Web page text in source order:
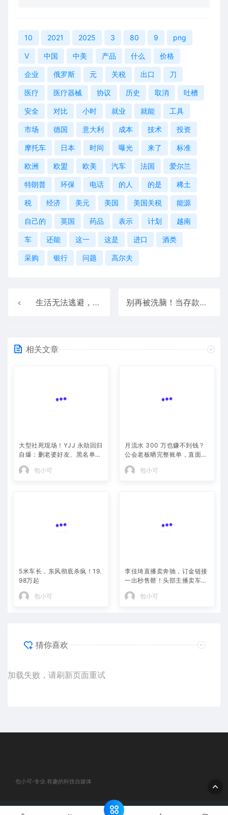
10 2021 2025 3 80 9 png
V 中国 中美 产品 什么 价格
企业 俄罗斯 元 关税 出口 刀
医疗 医疗器械 协议 历史 取消 吐槽
安全 对比 小时 就业 就能 工具
市场 德国 意大利 成本 技术 投资
摩托车 日本 时间 曝光 来了 标准
欧洲 欧盟 欧美 汽车 法国 爱尔兰
特朗普 环保 电话 的人 的是 稀土
税 经济 美元 美国 美国关税 能源
自己的 英国 药品 表示 计划 越南
车 还能 这一 这是 进口 酒类
采购 银行 问题 高尔夫
生活无法逃避，但可以选择 别再被洗脑！当存款超过50万意味着什么？恭喜你变成了“有钱人”
相关文章
大型社死现场！YJJ 永劫回归
自爆：删老婆好友、黑名单躺
平 PDD，冠军白银局全员白
给
包小可
公会老板晒完整账单，直面黑
奴合同全网争议
5米车长，东风彻底杀疯！19.
98万起
包小可
李佳琦直播卖奔驰，订金链接
一出秒售罄！头部主播卖车，
反而说明日子不好过了！
包小可
猜你喜欢
加载失败，请刷新页面重试
包小可-专业.有趣的科技自媒体
© 2020 包小可-专业.有趣的科技自媒体. All rights reserved 网站地